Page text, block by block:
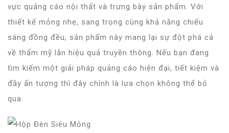
vực quảng cáo nội thất và trưng bày sản phẩm. Với
thiết kế mỏng nhẹ, sang trọng cùng khả năng chiếu
sáng đồng đều, sản phẩm này mang lại sự đột phá cả
về thẩm mỹ lẫn hiệu quả truyền thông. Nếu bạn đang
tìm kiếm một giải pháp quảng cáo hiện đại, tiết kiệm và
đầy ấn tượng thì đây chính là lựa chọn không thể bỏ
qua.